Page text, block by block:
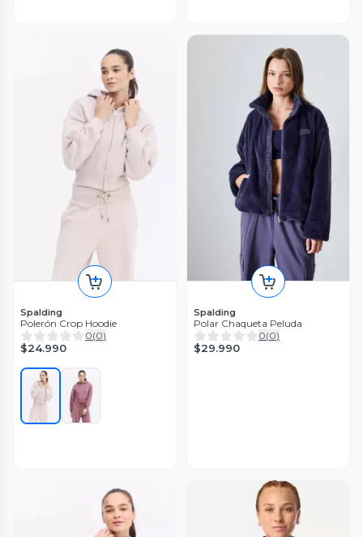
Spalding
Polerón Crop Hoodie
0(0)
$24.990
Spalding
Polar Chaqueta Peluda
0(0)
$29.990